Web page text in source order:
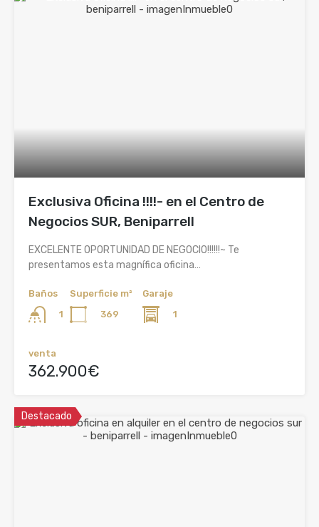
Exclusiva Oficina !!!!- en el Centro de
Negocios SUR, Beniparrell
EXCELENTE OPORTUNIDAD DE NEGOCIO!!!!!!~ Te
presentamos esta magnífica oficina…
Baños
1
Superficie m²
369
Garaje
1
venta
362.900€
Destacado